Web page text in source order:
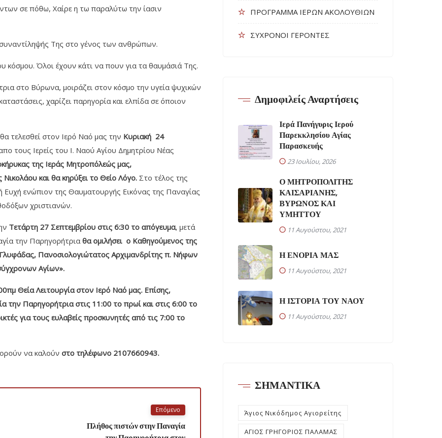
σε πόθω, Χαίρε η τω παραλύτω την ίασιν
συναντίληψής Της στο γένος των ανθρώπων.
κόσμου. Όλοι έχουν κάτι να πουν για τα θαυμάσιά Της.
στο Βύρωνα, μοιράζει στον κόσμο την υγεία ψυχικών
χαρίζει παρηγορία και ελπίδα σε όποιον
τελεσθεί στον Ιερό Ναό μας την Κυριακή 24
τους Ιερείς του Ι. Ναού Αγίου Δημητρίου Νέας
της Ιεράς Μητροπόλεώς μας,
και θα κηρύξει το Θείο Λόγο. Στο τέλος της
Ευχή ενώπιον της Θαυματουργής Εικόνας της Παναγίας
χριστιανών.
Τετάρτη 27 Σεπτεμβρίου στις 6:30 το απόγευμα, μετά
την Παρηγορήτρια θα ομιλήσει ο Καθηγούμενος της
Πανοσιολογιώτατος Αρχιμανδρίτης π. Νήφων
Αγίων».
Θεία Λειτουργία στον Ιερό Ναό μας. Επίσης,
την Παρηγορήτρια στις 11:00 το πρωί και στις 6:00 το
για τους ευλαβείς προσκυνητές από τις 7:00 το
να καλούν στο τηλέφωνο 2107660943.
Επόμενο
Πλήθος πιστών στην Παναγία
ΠΡΟΓΡΑΜΜΑ ΙΕΡΩΝ ΑΚΟΛΟΥΘΙΩΝ
ΣΥΧΡΟΝΟΙ ΓΕΡΟΝΤΕΣ
Δημοφιλείς Αναρτήσεις
Ιερά Πανήγυρις Ιερού
Παρεκκλησίου Αγίας
Παρασκευής
23 Ιουλίου, 2026
Ο ΜΗΤΡΟΠΟΛΙΤΗΣ
ΚΑΙΣΑΡΙΑΝΗΣ,
ΒΥΡΩΝΟΣ ΚΑΙ
ΥΜΗΤΤΟΥ
11 Αυγούστου, 2021
Η ΕΝΟΡΙΑ ΜΑΣ
11 Αυγούστου, 2021
Η ΙΣΤΟΡΙΑ ΤΟΥ ΝΑΟΥ
11 Αυγούστου, 2021
ΣΗΜΑΝΤΙΚΑ
Άγιος Νικόδημος Αγιορείτης
ΑΓΙΟΣ ΓΡΗΓΟΡΙΟΣ ΠΑΛΑΜΑΣ